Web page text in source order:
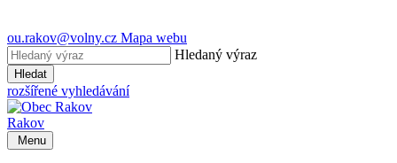
ou.rakov@volny.cz Mapa webu
Hledaný výraz
Hledat
rozšířené vyhledávání
Rakov
Menu